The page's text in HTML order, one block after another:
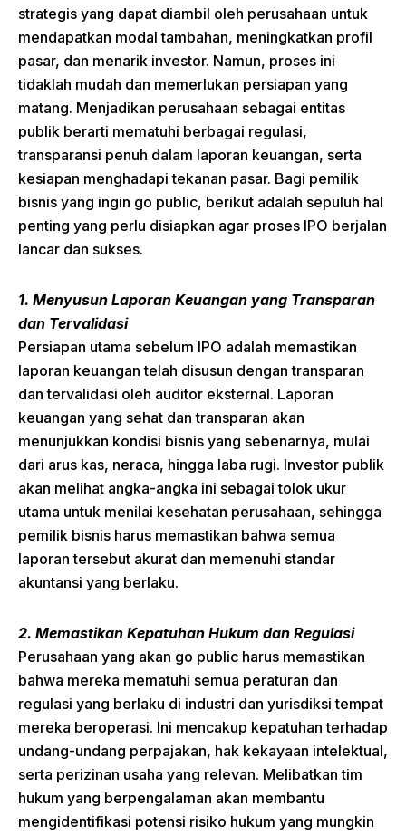
strategis yang dapat diambil oleh perusahaan untuk
mendapatkan modal tambahan, meningkatkan profil
pasar, dan menarik investor. Namun, proses ini
tidaklah mudah dan memerlukan persiapan yang
matang. Menjadikan perusahaan sebagai entitas
publik berarti mematuhi berbagai regulasi,
transparansi penuh dalam laporan keuangan, serta
kesiapan menghadapi tekanan pasar. Bagi pemilik
bisnis yang ingin go public, berikut adalah sepuluh hal
penting yang perlu disiapkan agar proses IPO berjalan
lancar dan sukses.
1. Menyusun Laporan Keuangan yang Transparan
dan Tervalidasi
Persiapan utama sebelum IPO adalah memastikan
laporan keuangan telah disusun dengan transparan
dan tervalidasi oleh auditor eksternal. Laporan
keuangan yang sehat dan transparan akan
menunjukkan kondisi bisnis yang sebenarnya, mulai
dari arus kas, neraca, hingga laba rugi. Investor publik
akan melihat angka-angka ini sebagai tolok ukur
utama untuk menilai kesehatan perusahaan, sehingga
pemilik bisnis harus memastikan bahwa semua
laporan tersebut akurat dan memenuhi standar
akuntansi yang berlaku.
2. Memastikan Kepatuhan Hukum dan Regulasi
Perusahaan yang akan go public harus memastikan
bahwa mereka mematuhi semua peraturan dan
regulasi yang berlaku di industri dan yurisdiksi tempat
mereka beroperasi. Ini mencakup kepatuhan terhadap
undang-undang perpajakan, hak kekayaan intelektual,
serta perizinan usaha yang relevan. Melibatkan tim
hukum yang berpengalaman akan membantu
mengidentifikasi potensi risiko hukum yang mungkin